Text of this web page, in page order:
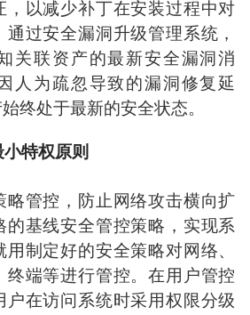
，以减少补丁在安装过程中对
过安全漏洞升级管理系统，
关联资产的最新安全漏洞消
人为疏忽导致的漏洞修复延
终处于最新的安全状态。
特权原则
略管控，防止网络攻击横向扩
的基线安全管控策略，实现系
制定好的安全策略对网络、
终端等进行管控。在用户管控
户在访问系统时采用权限分级